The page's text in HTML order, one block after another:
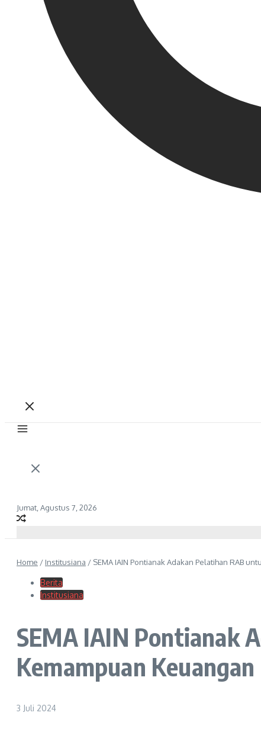
Jumat, Agustus 7, 2026
Home / Institusiana / SEMA IAIN Pontianak Adakan Pelatihan RAB
Berita
Institusiana
SEMA IAIN Pontianak
Kemampuan
3 Juli 2024